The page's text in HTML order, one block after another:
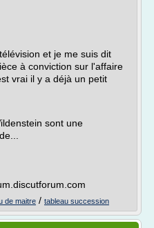
et je me suis dit
à conviction sur l'affaire
vrai il y a déjà un petit
sont une
de maitre / tableau succession